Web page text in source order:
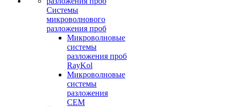
Системы
микроволнового
разложения проб
Микроволновые
системы
разложения проб
RayKol
Микроволновые
системы
разложения
CEM